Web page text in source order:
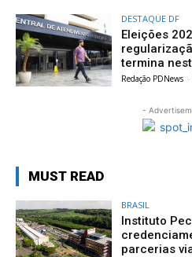
DESTAQUE DF
Eleições
termina
Redação PDNews -
-
MUST READ
BRASIL
Instituto
parcerias